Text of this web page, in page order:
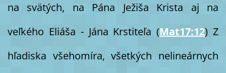
na svätých, na Pána Ježiša Krista aj na
veľkého Eliáša - Jána Krstiteľa (Mat17:12) Z
hľadiska všehomíra, všetkých nelineárnych